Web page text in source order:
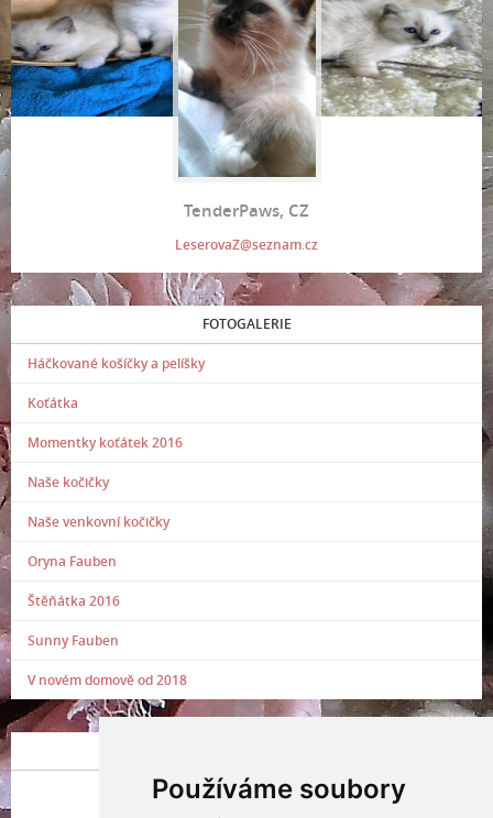
Používáme soubory
TenderPaws, CZ
LeserovaZ@seznam.cz
FOTOGALERIE
Háčkované košíčky a pelíšky
Koťátka
Momentky koťátek 2016
Naše kočičky
Naše venkovní kočičky
Oryna Fauben
Štěňátka 2016
Sunny Fauben
V novém domově od 2018